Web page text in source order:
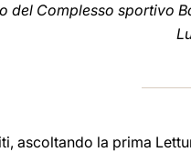
del Complesso sportivo
ascoltando la prima